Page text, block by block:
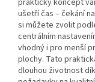
praktický koncept
ušetří čas – čekání
si můžete zvolit
centrálním
vhodný i pro menší
plochy. Tato
dlouhou životnost